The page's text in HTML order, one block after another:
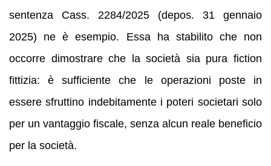
sentenza Cass. 2284/2025 (depos. 31 gennaio
2025) ne è esempio. Essa ha stabilito che non
occorre dimostrare che la società sia pura fiction
fittizia: è sufficiente che le operazioni poste in
essere sfruttino indebitamente i poteri societari solo
per un vantaggio fiscale, senza alcun reale beneficio
per la società.